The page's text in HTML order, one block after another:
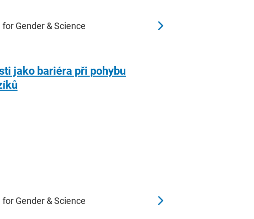
Gender & Science
jako bariéra při pohybu
Gender & Science